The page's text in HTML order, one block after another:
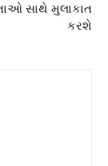
સાથે મુલાકાત
કરશે